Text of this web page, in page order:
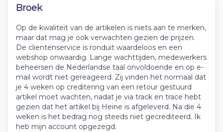
Broek
Op de kwaliteit van de artikelen is niets aan te merken,
maar dat mag je ook verwachten gezien de prijzen.
De clientenservice is ronduit waardeloos en een
webshop onwaardig. Lange wachttijden, medewerkers
beheersen de Nederlandse taal onvoldoende en op e-
mail wordt niet gereageerd. Zij vinden het normaal dat
je 4 weken op creditering van een retour gestuurd
artikel moet wachten, nadat je via track en trace hebt
gezien dat het artikel bij Heine is afgeleverd. Na die 4
weken is het bedrag nog steeds niet gecrediteerd. Ik
heb mijn account opgezegd.